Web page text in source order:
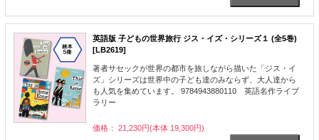
英語版 子どもの世界旅行 ジス・イズ・シリーズ１ (全5巻)
[LB2619]
著者サセックが世界の都市を旅しながら描いた「ジス・イ
ズ」シリーズは世界中の子ども達のみならず、大人達から
も人気を集めています。 9784943880110 英語名作ライブ
ラリー
価格： 21,230円(本体 19,300円)